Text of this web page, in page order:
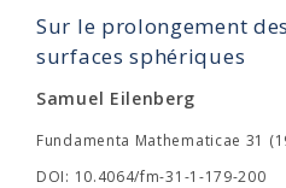
Sur le prolongement
surfaces sphériques
Samuel Eilenberg
Fundamenta Mathematicae 31
DOI: 10.4064/fm-31-1-179-200